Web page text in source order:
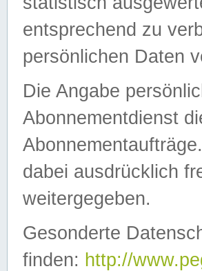
entsprechend zu
persönlichen Daten
Die Angabe
Abonnementdienst
dabei ausdrücklich
weitergegeben.
Gesonderte
finden: http://